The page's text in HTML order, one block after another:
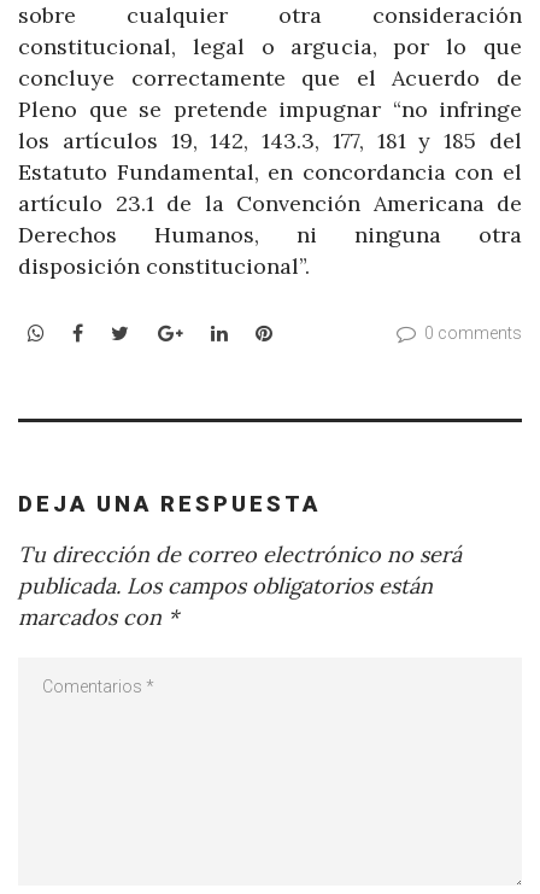
sobre cualquier otra consideración
constitucional, legal o argucia, por lo que
concluye correctamente que el Acuerdo de
Pleno que se pretende impugnar “no infringe
los artículos 19, 142, 143.3, 177, 181 y 185 del
Estatuto Fundamental, en concordancia con el
artículo 23.1 de la Convención Americana de
Derechos Humanos, ni ninguna otra
disposición constitucional”.
WhatsApp
Facebook
TwitterGoogle+LinkedInPinterest 0 comments
DEJA UNA RESPUESTA
Tu dirección de correo electrónico no será
publicada. Los campos obligatorios están
marcados con *